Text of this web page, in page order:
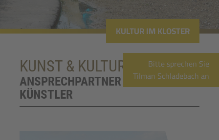
KULTUR IM KLOSTER
KUNST & KULTUR
ANSPRECHPARTNER FÜR
KÜNSTLER
Bitte sprechen Sie
Tilman Schladebach an